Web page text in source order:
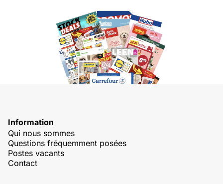
Information
Qui nous sommes
Questions fréquemment posées
Postes vacants
Contact